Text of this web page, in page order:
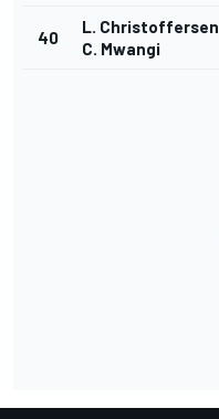
40
L. Christoffersen
C. Mwangi